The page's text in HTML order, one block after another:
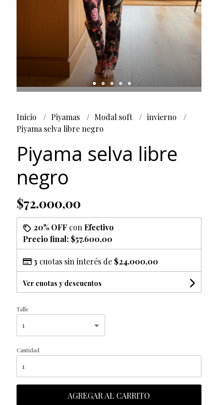
Inicio Piyamas Modal soft
invierno
Piyama selva libre negro
Piyama selva libre
negro
$72.000,00
20% OFFcon Efectivo
Precio final: $57.600,00
3 cuotas sin interés de $24.000,00
Ver cuotas y descuentos
Talle
Cantidad
AGREGAR AL CARRITO